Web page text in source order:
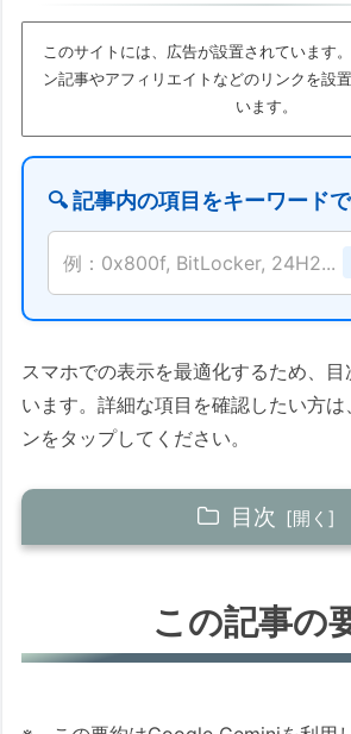
このサイトには、広告が設置されています
ン記事やアフィリエイトなどのリンクを設
います。
🔍 記事内の項目をキーワード
例：0x800f, BitLocker, 24H2...
スマホでの表示を最適化するため、
います。詳細な項目を確認したい方
ンをタップしてください。
目次
この記事について
この記事の